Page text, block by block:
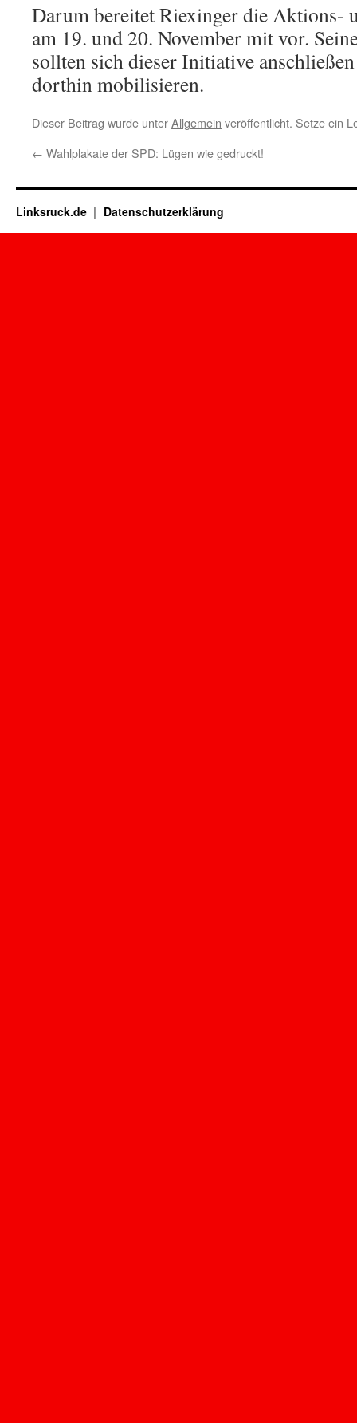
Darum bereitet Riexinger die Aktions-
am 19. und 20. November mit vor.
sollten sich dieser Initiative
dorthin mobilisieren.
Dieser Beitrag wurde unterAllgemein veröffentlicht. Setze ein
← Wahlplakate der SPD: Lügen wie gedruckt!
Linksruck.de Datenschutzerklärung